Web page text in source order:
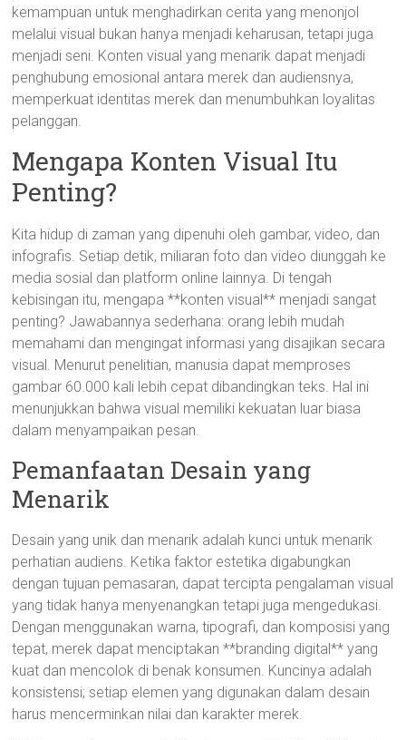
kemampuan untuk menghadirkan cerita yang menonjol
melalui visual bukan hanya menjadi keharusan, tetapi juga
menjadi seni. Konten visual yang menarik dapat menjadi
penghubung emosional antara merek dan audiensnya,
memperkuat identitas merek dan menumbuhkan loyalitas
pelanggan.
Mengapa Konten Visual Itu
Penting?
Kita hidup di zaman yang dipenuhi oleh gambar, video, dan
infografis. Setiap detik, miliaran foto dan video diunggah ke
media sosial dan platform online lainnya. Di tengah
kebisingan itu, mengapa **konten visual** menjadi sangat
penting? Jawabannya sederhana: orang lebih mudah
memahami dan mengingat informasi yang disajikan secara
visual. Menurut penelitian, manusia dapat memproses
gambar 60.000 kali lebih cepat dibandingkan teks. Hal ini
menunjukkan bahwa visual memiliki kekuatan luar biasa
dalam menyampaikan pesan.
Pemanfaatan Desain yang
Menarik
Desain yang unik dan menarik adalah kunci untuk menarik
perhatian audiens. Ketika faktor estetika digabungkan
dengan tujuan pemasaran, dapat tercipta pengalaman visual
yang tidak hanya menyenangkan tetapi juga mengedukasi.
Dengan menggunakan warna, tipografi, dan komposisi yang
tepat, merek dapat menciptakan **branding digital** yang
kuat dan mencolok di benak konsumen. Kuncinya adalah
konsistensi; setiap elemen yang digunakan dalam desain
harus mencerminkan nilai dan karakter merek.